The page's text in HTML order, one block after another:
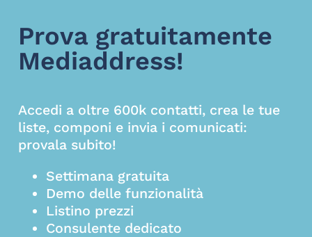
Prova gratuitamente
Mediaddress!
Accedi a oltre 600k contatti, crea le tue
liste, componi e invia i comunicati:
provala subito!
Settimana gratuita
Demo delle funzionalità
Listino prezzi
Consulente dedicato